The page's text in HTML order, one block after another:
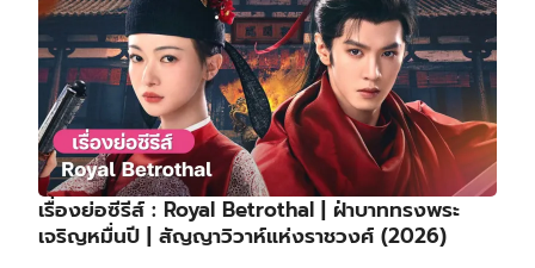
เรื่องย่อซีรีส์ : Royal Betrothal | ฝ่าบาททรงพระ
เจริญหมื่นปี | สัญญาวิวาห์แห่งราชวงศ์ (2026)